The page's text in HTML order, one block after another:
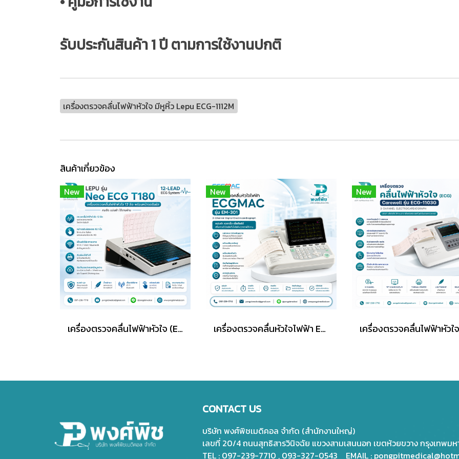
รับประกันสินค้า 1 ปี ตามการใช้งานปกติ
เครื่องตรวจคลื่นไฟฟ้าหัวใจ มีหูหิ้ว Lepu ECG-1112M
สินค้าเกี่ยวข้อง
New
เครื่องตรวจคลื่นไฟฟ้าหัวใจ (ECG) Lepu รุ่น Neo ECG T180 (ECGTablet) Wifi
New
เครื่องตรวจคลื่นหัวใจไฟฟ้า ECGMAC รุ่น EM-301
New
CONTACT US
บริษัท พงศ์พิชเมดิคอล จำกัด (สำนักงานใหญ่)
เลขที่ 20/4 ถนนสุทธิสารวินิจฉัย แขวงสามเสนนอก เขตห้วยขวาง กรุงเทพมห
TEL : 097-239-7710 , 093-327-0543 EMAIL :